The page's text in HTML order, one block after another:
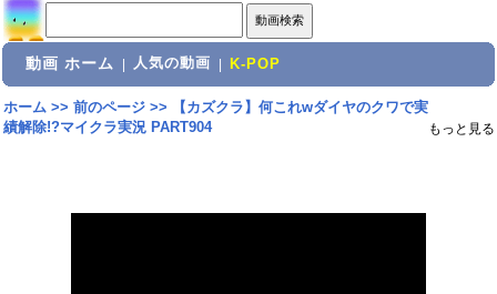
動画 ホーム 人気の動画 K-POP
ホーム>> 前のページ>>
【カズクラ】何これwダイヤのクワで実
績解除!?マイクラ実況 PART904
もっと見る